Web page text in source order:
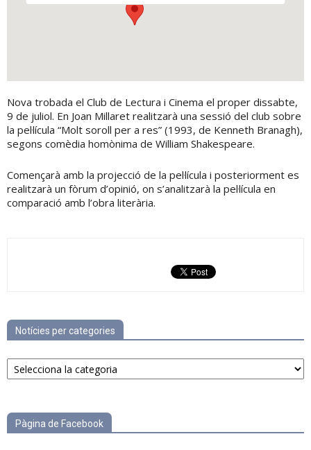
Nova trobada el Club de Lectura i Cinema el proper dissabte,
9 de juliol. En Joan Millaret realitzarà una sessió del club sobre
la pel·lícula “Molt soroll per a res” (1993, de Kenneth Branagh),
segons comèdia homònima de William Shakespeare.
Començarà amb la projecció de la pel·lícula i posteriorment es
realitzarà un fòrum d’opinió, on s’analitzarà la pel·lícula en
comparació amb l’obra literària.
Notícies per categories
Notícies
per
Pàgina de Facebook